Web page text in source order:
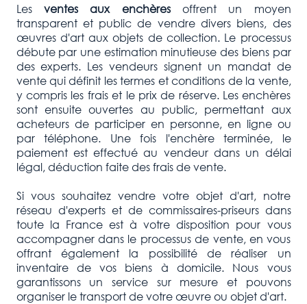
Les ventes aux enchèresoffrent un moyen
transparent et public de vendre divers biens, des
œuvres d'art aux objets de collection. Le processus
débute par une estimation minutieuse des biens par
des experts. Les vendeurs signent un mandat de
vente qui définit les termes et conditions de la vente,
y compris les frais et le prix de réserve. Les enchères
sont ensuite ouvertes au public, permettant aux
acheteurs de participer en personne, en ligne ou
par téléphone. Une fois l'enchère terminée, le
paiement est effectué au vendeur dans un délai
légal, déduction faite des frais de vente.
Si vous souhaitez vendre votre objet d'art, notre
réseau d'experts et de commissaires-priseurs dans
toute la France est à votre disposition pour vous
accompagner dans le processus de vente, en vous
offrant également la possibilité de réaliser un
inventaire de vos biens à domicile. Nous vous
garantissons un service sur mesure et pouvons
organiser le transport de votre œuvre ou objet d'art.